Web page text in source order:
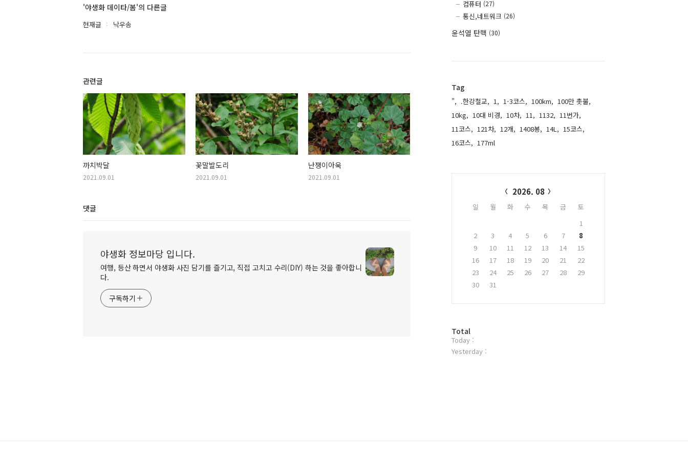
'야생화 데이타/봄'의 다른글
현재글 낙우송
관련글
까치박달
2021.09.01
꽃말발도리
2021.09.01
난쟁이아욱
2021.09.01
댓글
야생화 정보마당 입니다.
여행, 등산 하면서 야생화 사진 담기를 즐기고, 직접 고치고 수리(DIY) 하는 것을 좋아합니
다.
구독하기
컴퓨터 (27)
통신,네트워크 (26)
윤석열 탄핵 (30)
Tag
", .한강철교, 1, 1-3코스, 100km, 100만 촛불,
10kg, 10대 비경, 10차, 11, 1132, 11번가,
11코스, 121차, 12개, 1408봉, 14L, 15코스,
16코스, 177ml,
2026. 08
일 월 화 수 목 금
토
1
2
3 4 5 6 7
8
9
10 11 12 13 14
15
16
17 18 19 20 21
22
23
24 25 26 27 28
29
30
31
방
문
자
Total
Today :
Yesterday :